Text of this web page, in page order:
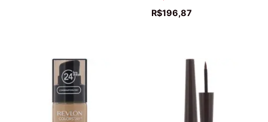
R$196,87